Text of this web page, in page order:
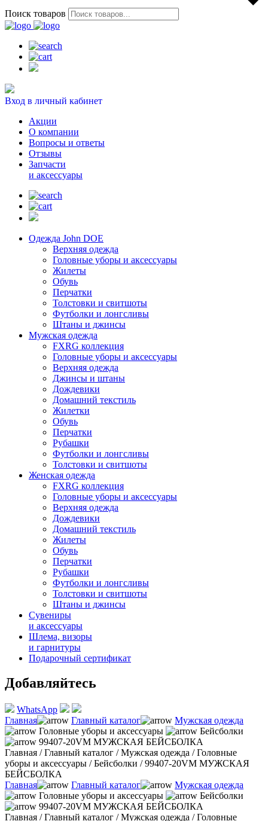
Поиск товаров
Вход в личный кабинет
Акции
О компании
Вопросы и ответы
Отзывы
Запчасти
и аксессуары
Одежда John DOE
Верхняя одежда
Головные уборы и аксессуары
Жилеты
Обувь
Перчатки
Толстовки и свитшоты
Футболки и лонгсливы
Штаны и джинсы
Мужская одежда
FXRG коллекция
Головные уборы и аксессуары
Верхняя одежда
Джинсы и штаны
Дождевики
Домашний текстиль
Жилетки
Обувь
Перчатки
Рубашки
Футболки и лонгсливы
Толстовки и свитшоты
Женская одежда
FXRG коллекция
Головные уборы и аксессуары
Верхняя одежда
Дождевики
Домашний текстиль
Жилеты
Обувь
Перчатки
Рубашки
Футболки и лонгсливы
Толстовки и свитшоты
Штаны и джинсы
Сувениры
и аксессуары
Шлема, визоры
и гарнитуры
Подарочный сертификат
Добавляйтесь
WhatsApp
Главная
Главный каталог
Мужская одежда
Головные уборы и аксессуары
Бейсболки
99407-20VM МУЖСКАЯ БЕЙСБОЛКА
Главная /Главный каталог /Мужская одежда /Головные
уборы и аксессуары /Бейсболки /99407-20VM МУЖСКАЯ
БЕЙСБОЛКА
Главная
Главный каталог
Мужская одежда
Головные уборы и аксессуары
Бейсболки
99407-20VM МУЖСКАЯ БЕЙСБОЛКА
Главная /Главный каталог /Мужская одежда /Головные